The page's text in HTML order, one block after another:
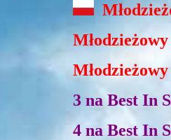
3 na Best In
4 na Best In